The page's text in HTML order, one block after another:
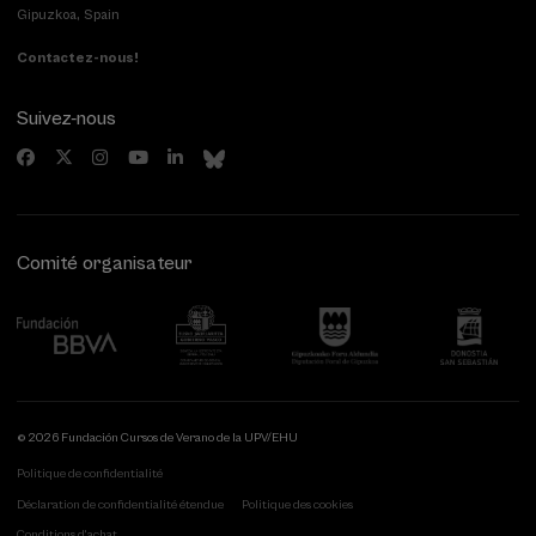
Gipuzkoa, Spain
Contactez-nous!
Suivez-nous
Comité organisateur
© 2026 Fundación Cursos de Verano de la UPV/EHU
Politique de confidentialité
Déclaration de confidentialité étendue Politique des cookies